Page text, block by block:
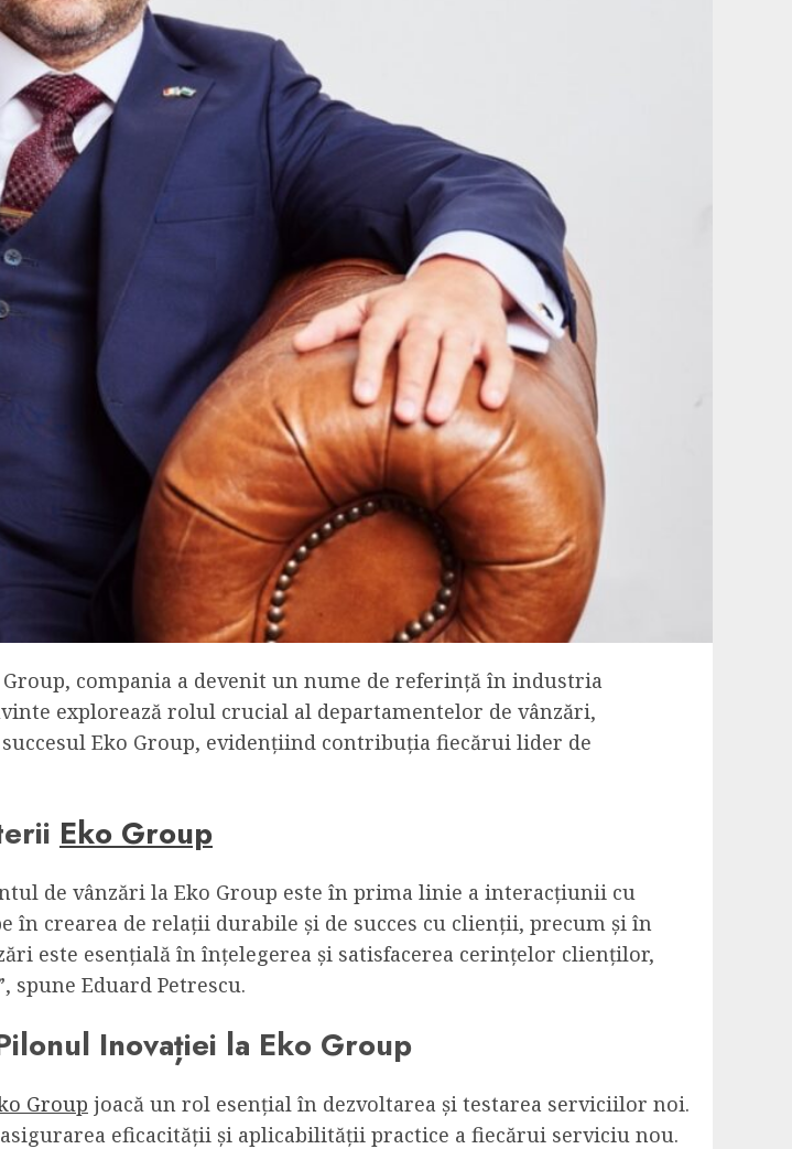
compania a devenit un nume de referință în industria
explorează rolul crucial al departamentelor de vânzări,
Eko Group, evidențiind contribuția fiecărui lider de
Eko Group
de vânzări la Eko Group este în prima linie a interacțiunii cu
în crearea de relații durabile și de succes cu clienții, precum și în
este esențială în înțelegerea și satisfacerea cerințelor clienților,
Eduard Petrescu.
Inovației la Eko Group
Group joacă un rol esențial în dezvoltarea și testarea serviciilor noi.
eficacității și aplicabilității practice a fiecărui serviciu nou.